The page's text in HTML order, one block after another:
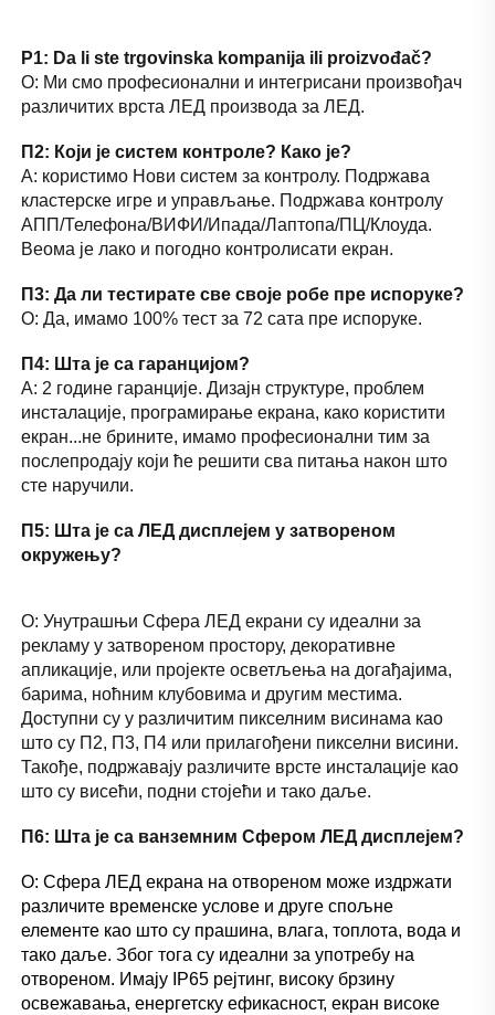
P1: Da li ste trgovinska kompanija ili proizvođač?
О: Ми смо професионални и интегрисани произвођач
различитих врста ЛЕД производа за ЛЕД.
П2: Који је систем контроле? Како је?
А: користимо Нови систем за контролу. Подржава
кластерске игре и управљање. Подржава контролу
АПП/Телефона/ВИФИ/Ипада/Лаптопа/ПЦ/Клоуда.
Веома је лако и погодно контролисати екран.
П3: Да ли тестирате све своје робе пре испоруке?
О: Да, имамо 100% тест за 72 сата пре испоруке.
П4: Шта је са гаранцијом?
А: 2 године гаранције. Дизајн структуре, проблем
инсталације, програмирање екрана, како користити
екран...не брините, имамо професионални тим за
послепродају који ће решити сва питања након што
сте наручили.
П5: Шта је са ЛЕД дисплејем у затвореном
окружењу?
О: Унутрашњи Сфера ЛЕД екрани су идеални за
рекламу у затвореном простору, декоративне
апликације, или пројекте осветљења на догађајима,
барима, ноћним клубовима и другим местима.
Доступни су у различитим пикселним висинама као
што су П2, П3, П4 или прилагођени пикселни висини.
Такође, подржавају различите врсте инсталације као
што су висећи, подни стојећи и тако даље.
П6: Шта је са ванземним Сфером ЛЕД дисплејем?
О: Сфера ЛЕД екрана на отвореном може издржати
различите временске услове и друге спољне
елементе као што су прашина, влага, топлота, вода и
тако даље. Због тога су идеални за употребу на
отвореном. Имају IP65 рејтинг, високу брзину
освежавања, енергетску ефикасност, екран високе